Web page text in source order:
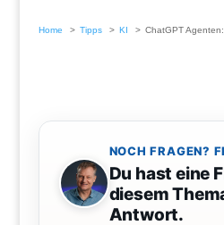
Home Tipps KI ChatGPT
NOCH FRAGEN?
Du hast eine
diesem
Antwort.